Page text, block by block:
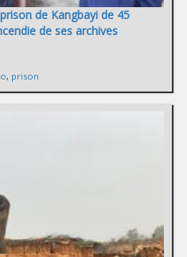
de Kangbayi de 45
de ses archives
, prison